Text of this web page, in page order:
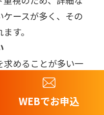
ースが多く、その
す。
めることが多い一
場合があり、貸し
い
WEBでお申込